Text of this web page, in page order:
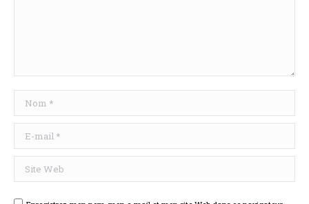
Nom *
E-mail *
Site Web